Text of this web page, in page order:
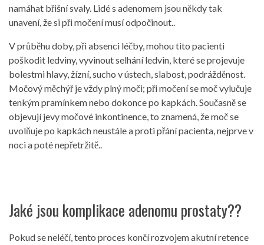
namáhat břišní svaly. Lidé s adenomem jsou někdy tak
unavení, že si při močení musí odpočinout..
V průběhu doby, při absenci léčby, mohou tito pacienti
poškodit ledviny, vyvinout selhání ledvin, které se projevuje
bolestmi hlavy, žízní, sucho v ústech, slabost, podrážděnost.
Močový měchýř je vždy plný moči; při močení se moč vylučuje
tenkým pramínkem nebo dokonce po kapkách. Současně se
objevují jevy močové inkontinence, to znamená, že moč se
uvolňuje po kapkách neustále a proti přání pacienta, nejprve v
noci a poté nepřetržitě..
Jaké jsou komplikace adenomu prostaty??
Pokud se neléčí, tento proces končí rozvojem akutní retence